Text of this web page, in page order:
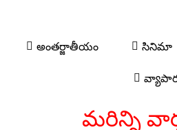
అంతర్జాతీయం సినిమా
మరిన్ని